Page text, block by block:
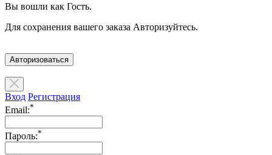
Вы вошли как Гость.
Для сохранения вашего заказа Авторизуйтесь.
Авторизоваться
Вход Регистрация
Email:*
Пароль:*